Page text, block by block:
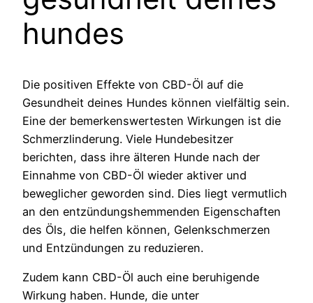
hundes
Die positiven Effekte von CBD-Öl auf die
Gesundheit deines Hundes können vielfältig sein.
Eine der bemerkenswertesten Wirkungen ist die
Schmerzlinderung. Viele Hundebesitzer
berichten, dass ihre älteren Hunde nach der
Einnahme von CBD-Öl wieder aktiver und
beweglicher geworden sind. Dies liegt vermutlich
an den entzündungshemmenden Eigenschaften
des Öls, die helfen können, Gelenkschmerzen
und Entzündungen zu reduzieren.
Zudem kann CBD-Öl auch eine beruhigende
Wirkung haben. Hunde, die unter